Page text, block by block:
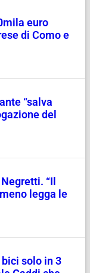
euro
di Como e
“salva
del
“Il
legga le
bici solo in 3